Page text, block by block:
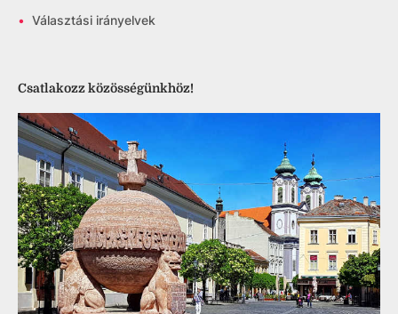
• Választási irányelvek
Csatlakozz közösségünkhöz!